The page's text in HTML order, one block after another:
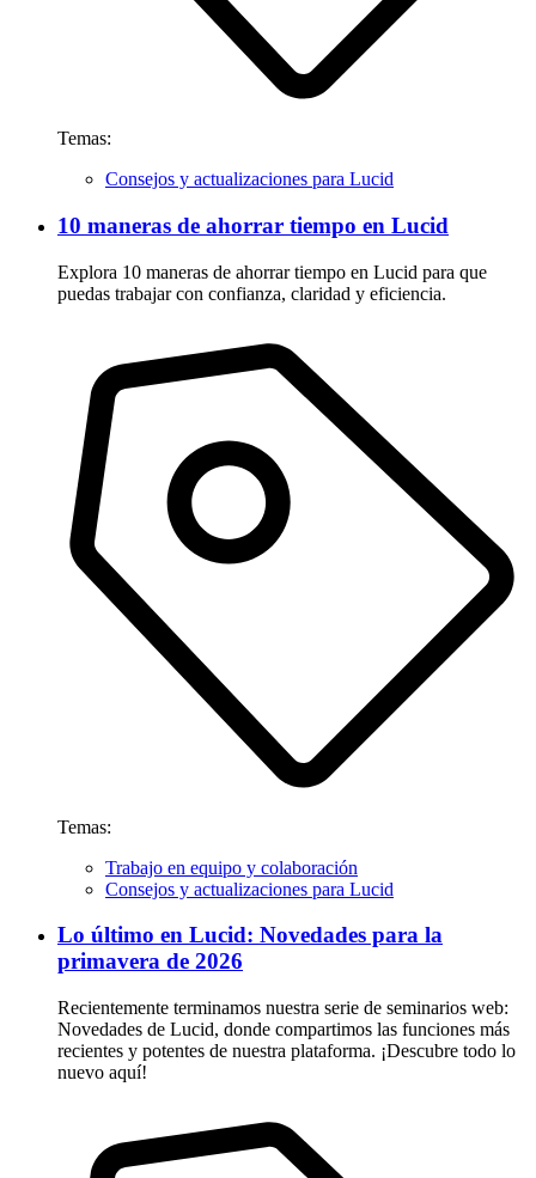
Temas:
Consejos y actualizaciones para Lucid
10 maneras de ahorrar tiempo en Lucid
Explora 10 maneras de ahorrar tiempo en Lucid para que
puedas trabajar con confianza, claridad y eficiencia.
Temas:
Trabajo en equipo y colaboración
Consejos y actualizaciones para Lucid
Lo último en Lucid: Novedades para la
primavera de 2026
Recientemente terminamos nuestra serie de seminarios web:
Novedades de Lucid, donde compartimos las funciones más
recientes y potentes de nuestra plataforma. ¡Descubre todo lo
nuevo aquí!